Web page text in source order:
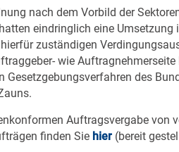
nach dem Vorbild der
eindringlich eine Umsetzung
zuständigen
wie Auftragnehmerseite
Gesetzgebungsverfahren des
Auftragsvergabe von
finden Sie hier (bereit